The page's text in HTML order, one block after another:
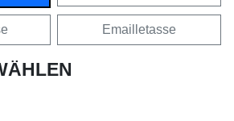
Emailletasse